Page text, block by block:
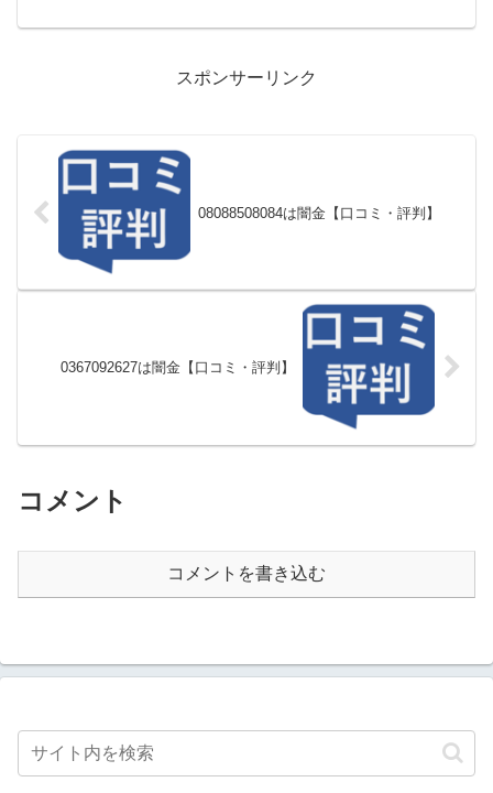
スポンサーリンク
08088508084は闇金【口コミ・評判】
0367092627は闇金【口コミ・評判】
コメント
コメントを書き込む